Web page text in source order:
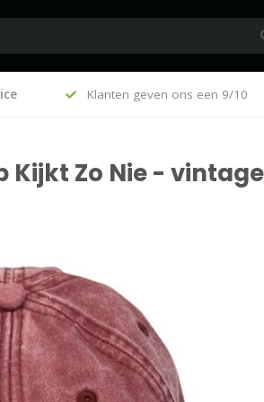
Klanten geven ons een 9/10
Kijkt Zo Nie -